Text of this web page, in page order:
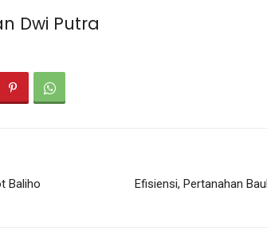
Dwi Putra
Baliho Efisiensi, Pertanahan